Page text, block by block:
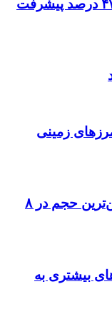
بازوند: ایستگاه راه‌آهن سبزوار ۴۷ درصد پیشرفت
از مرزهای زمینی
افت صادرات نفت آمریکا به پایین‌ترین حجم در ۸
بیشتری به